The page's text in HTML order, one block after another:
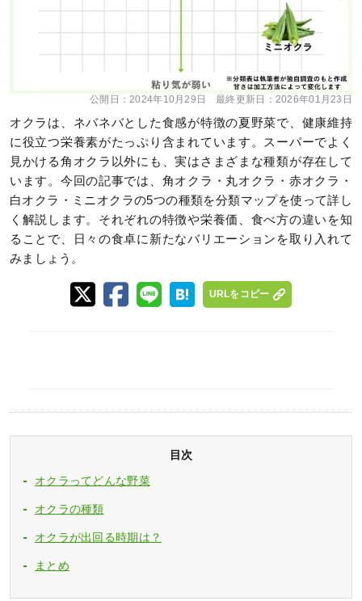
公開日：2024年10月29日 最終更新日： 2026年01月23日
オクラは、ネバネバとした食感が特徴の夏野菜で、健康維持
に役立つ栄養素がたっぷり含まれています。スーパーでよく
見かける角オクラ以外にも、実はさまざまな種類が存在して
います。今回の記事では、角オクラ・丸オクラ・赤オクラ・
白オクラ・ミニオクラの5つの種類を分類マップを使って詳し
く解説します。それぞれの特徴や栄養価、食べ方の違いを知
ることで、日々の食卓に新たなバリエーションを取り入れて
みましょう。
URLをコピー
目次
オクラってどんな野菜
オクラの種類
オクラが出回る時期は？
まとめ